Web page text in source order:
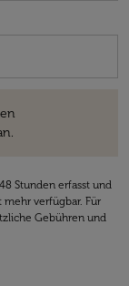
Stunden erfasst und
verfügbar. Für
Gebühren und